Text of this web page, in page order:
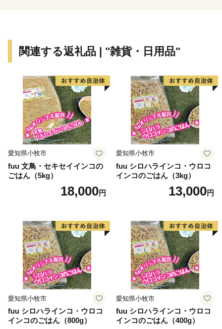
関連する返礼品 | "雑貨・日用品"
愛知県小牧市
fuu 文鳥・セキセイインコの
ごはん（5kg）
18,000円
愛知県小牧市
fuu シロハラインコ・ウロコ
インコのごはん（3kg）
13,000円
愛知県小牧市
fuu シロハラインコ・ウロコ
インコのごはん（800g）
愛知県小牧市
fuu シロハラインコ・ウロコ
インコのごはん（400g）